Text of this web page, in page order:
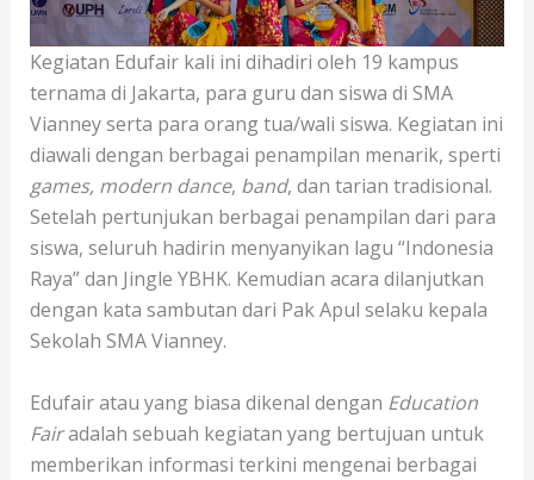
Kegiatan Edufair kali ini dihadiri oleh 19 kampus
ternama di Jakarta, para guru dan siswa di SMA
Vianney serta para orang tua/wali siswa. Kegiatan ini
diawali dengan berbagai penampilan menarik, sperti
games, modern dance, band, dan tarian tradisional.
Setelah pertunjukan berbagai penampilan dari para
siswa, seluruh hadirin menyanyikan lagu “Indonesia
Raya” dan Jingle YBHK. Kemudian acara dilanjutkan
dengan kata sambutan dari Pak Apul selaku kepala
Sekolah SMA Vianney.
Edufair atau yang biasa dikenal dengan Education
Fairadalah sebuah kegiatan yang bertujuan untuk
memberikan informasi terkini mengenai berbagai